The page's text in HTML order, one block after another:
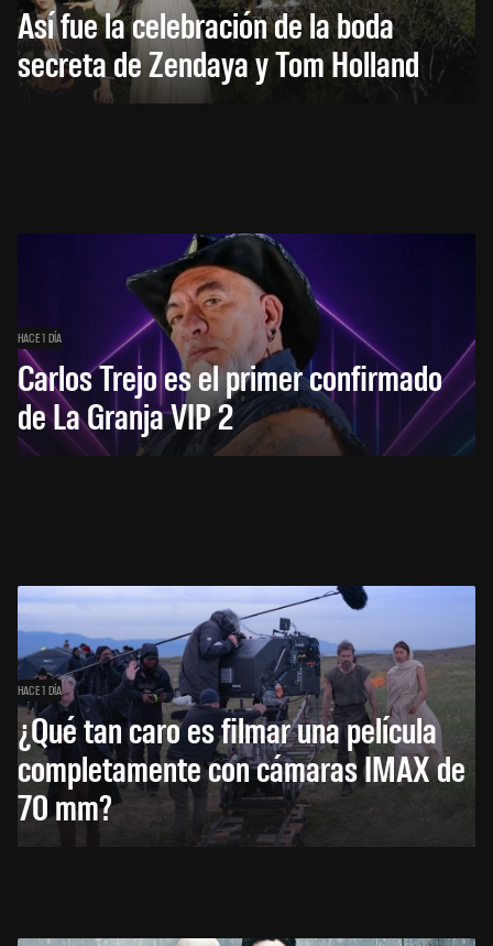
Así fue la celebración de la boda
secreta de Zendaya y Tom Holland
HACE 1 DÍA
Carlos Trejo es el primer confirmado
de La Granja VIP 2
HACE 1 DÍA
¿Qué tan caro es filmar una película
completamente con cámaras IMAX de
70 mm?